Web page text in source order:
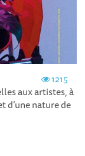
1215
aux artistes, à
d’une nature de